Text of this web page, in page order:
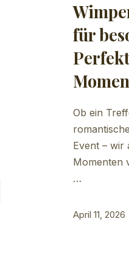
für
Ob ein
Event – wir
Momenten
…
April 11, 2026